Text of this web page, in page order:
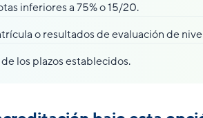
inferiores a 75% o 15/20.
o resultados de evaluación de
los plazos establecidos.